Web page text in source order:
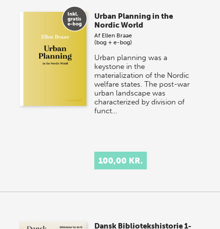
Urban Planning in the
Nordic World
Af Ellen Braae
(bog + e-bog)
Urban planning was a
keystone in the
materialization of the Nordic
welfare states. The post-war
urban landscape was
characterized by division of
funct…
100,00 KR.
Dansk Bibliotekshistorie 1-